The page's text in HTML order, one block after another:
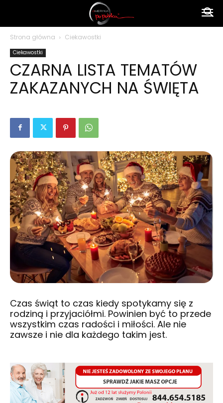
Strona główna Ciekawostki
Ciekawostki
CZARNA LISTA TEMATÓW
ZAKAZANYCH NA ŚWIĘTA
Czas świąt to czas kiedy spotykamy się z
rodziną i przyjaciółmi. Powinien być to przede
wszystkim czas radości i miłości. Ale nie
zawsze i nie dla każdego takim jest.